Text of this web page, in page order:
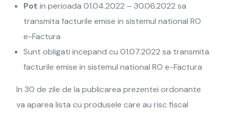
Pot in perioada 01.04.2022 – 30.06.2022 sa
transmita facturile emise in sistemul national RO
e-Factura
Sunt obligati incepand cu 01.07.2022 sa transmita
facturile emise in sistemul national RO e-Factura
In 30 de zile de la publicarea prezentei ordonante
va aparea lista cu produsele care au risc fiscal